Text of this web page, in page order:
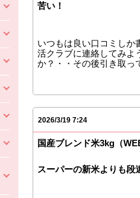
苦い！
いつもは良い口コミしか
活クラブに連絡してみよ
か？・・その後引き取っ
2026/3/19 7:24
国産ブレンド米3kg（
スーパーの新米よりも段